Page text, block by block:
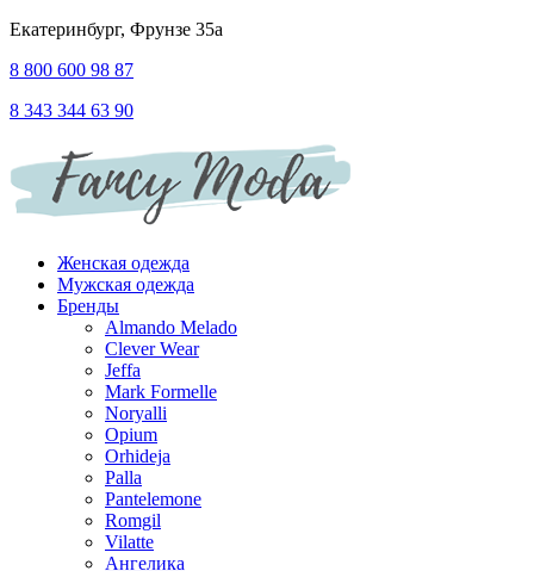
Екатеринбург, Фрунзе 35а
8 800 600 98 87
8 343 344 63 90
Женская одежда
Мужская одежда
Бренды
Almando Melado
Clever Wear
Jeffa
Mark Formelle
Noryalli
Opium
Orhideja
Palla
Pantelemone
Romgil
Vilatte
Ангелика